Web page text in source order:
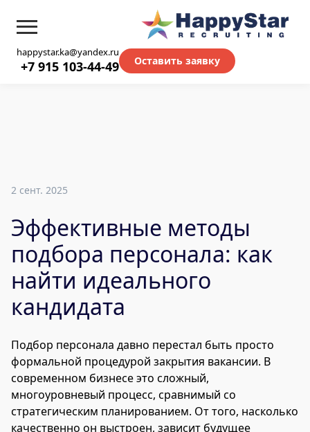
2 сент. 2025
Эффективные методы
подбора персонала: как
найти идеального
кандидата
Подбор персонала давно перестал быть просто
формальной процедурой закрытия вакансии. В
современном бизнесе это сложный,
многоуровневый процесс, сравнимый со
стратегическим планированием. От того, насколько
качественно он выстроен, зависит будущее
happystar.ka@yandex.ru
+7 915 103-44-49 Оставить заявку